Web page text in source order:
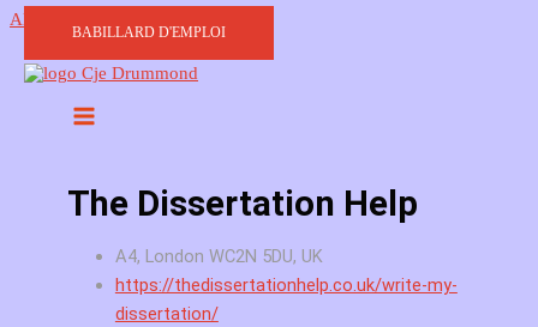
Aller au contenu
BABILLARD D'EMPLOI
The Dissertation Help
A4, London WC2N 5DU, UK
https://thedissertationhelp.co.uk/write-my-
dissertation/